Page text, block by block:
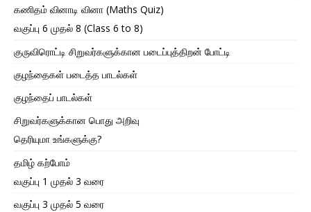
கணிதம் வினாடி வினா (Maths Quiz)
வகுப்பு 6 முதல் 8 (Class 6 to 8)
குருவிரொட்டி சிறுவர்களுக்கான படைப்புத்திறன் போட்டி
குழந்தைகள் படைத்த பாடல்கள்
குழந்தைப் பாடல்கள்
சிறுவர்களுக்கான பொது அறிவு
தெரியுமா உங்களுக்கு?
தமிழ் கற்போம்
வகுப்பு 1 முதல் 3 வரை
வகுப்பு 3 முதல் 5 வரை